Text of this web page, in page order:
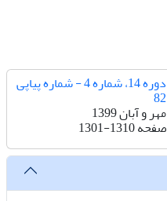
دوره 14، شماره 4 - شماره پیاپی
82
مهر و آبان 1399
صفحه1301-1310